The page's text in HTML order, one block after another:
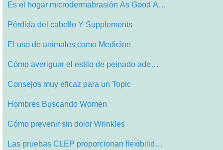
Es el hogar microdermabrasión As Good A…
Pérdida del cabello Y Supplements
El uso de animales como Medicine
Cómo averiguar el estilo de peinado ade…
Consejos muy eficaz para un Topic
Hombres Buscando Women
Cómo prevenir sin dolor Wrinkles
Las pruebas CLEP proporcionan flexibilid…